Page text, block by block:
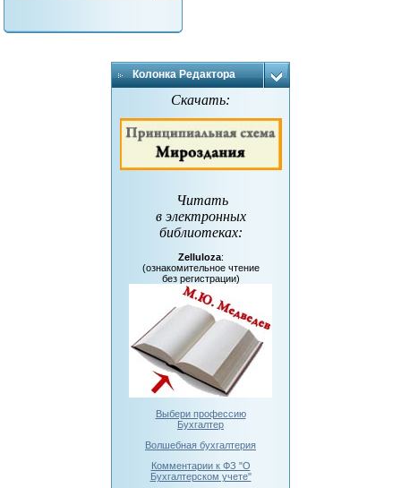
Колонка Редактора
Скачать:
Читать
в электронных
библиотеках:
Zelluloza:
(ознакомительное чтение
без регистрации)
Выбери профессию
Бухгалтер
Волшебная бухгалтерия
Комментарии к ФЗ "О
Бухгалтерском учете"